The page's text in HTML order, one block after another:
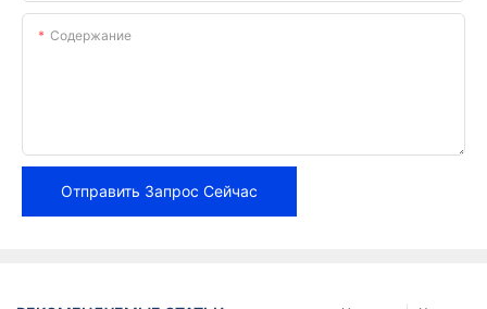
Содержание
Отправить Запрос Сейчас